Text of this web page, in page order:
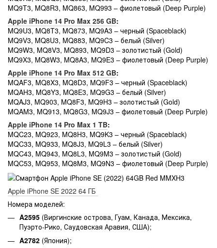
MQ9T3, MQ8R3, MQ863, MQ993 – фиолетовый (Deep Purple)
Apple iPhone 14 Pro Max 256 GB:
MQ9U3, MQ8T3, MQ873, MQ9A3 – черный (Spaceblack)
MQ9V3, MQ8U3, MQ883, MQ9C3 – белый (Silver)
MQ9W3, MQ8V3, MQ893, MQ9D3 – золотистый (Gold)
MQ9X3, MQ8W3, MQ8A3, MQ9E3 – фиолетовый (Deep Purple)
Apple iPhone 14 Pro Max 512 GB:
MQAF3, MQ8X3, MQ8D3, MQ9F3 – черный (Spaceblack)
MQAH3, MQ8Y3, MQ8E3, MQ9G3 – белый (Silver)
MQAJ3, MQ903, MQ8F3, MQ9H3 – золотистый (Gold)
MQAM3, MQ913, MQ8G3, MQ9J3 – фиолетовый (Deep Purple)
Apple iPhone 14 Pro Max 1 TB:
MQC23, MQ923, MQ8H3, MQ9K3 – черный (Spaceblack)
MQC33, MQ933, MQ8J3, MQ9L3 – белый (Silver)
MQC43, MQ943, MQ8L3, MQ9M3 – золотистый (Gold)
MQC53, MQ953, MQ8M3, MQ9N3 – фиолетовый (Deep Purple)
Apple iPhone SE 2022 64 ГБ
Номера моделей:
A2595 (Виргинские острова, Гуам, Канада, Мексика,
Пуэрто-Рико, Саудовская Аравия, США);
A2782 (Япония);